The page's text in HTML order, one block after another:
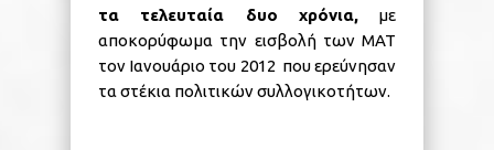
τα τελευταία δυο χρόνια,με
αποκορύφωμα την εισβολή των ΜΑΤ
τον Ιανουάριο του 2012 που ερεύνησαν
τα στέκια πολιτικών συλλογικοτήτων.